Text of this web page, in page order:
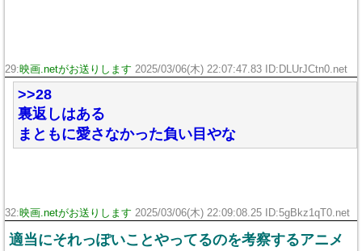
29:映画.netがお送りします 2025/03/06(木) 22:07:47.83 ID:DLUrJCtn0.net
>>28
裏返しはある
まともに愛さなかった負い目やな
32:映画.netがお送りします 2025/03/06(木) 22:09:08.25 ID:5gBkz1qT0.net
適当にそれっぽいことやってるのを考察するアニメ